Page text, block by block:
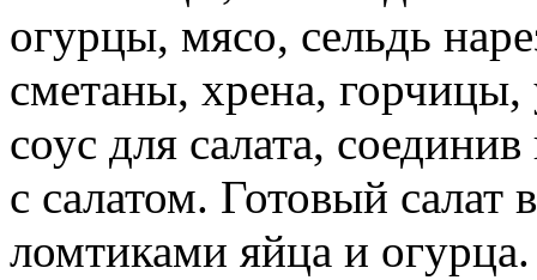
огурцы, мясо, сельдь
сметаны, хрена, горчицы,
соус для салата,
с салатом. Готовый салат
ломтиками яйца и огурца.